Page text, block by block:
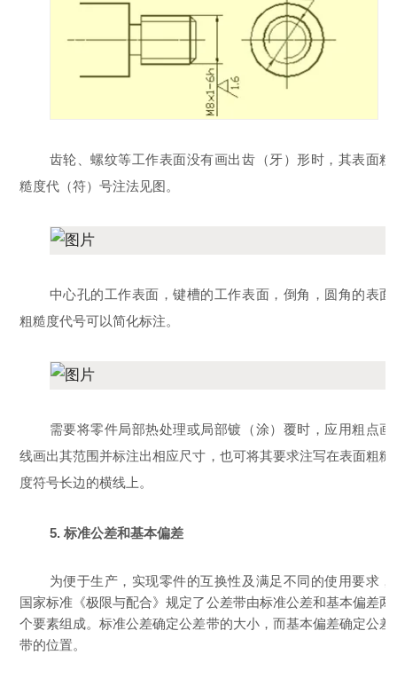
齿轮、螺纹等工作表面没有画出齿（牙）形时，其表面粗
糙度代（符）号注法见图。
中心孔的工作表面，键槽的工作表面，倒角，圆角的表面
粗糙度代号可以简化标注。
需要将零件局部热处理或局部镀（涂）覆时，应用粗点画
线画出其范围并标注出相应尺寸，也可将其要求注写在表面粗糙
度符号长边的横线上。
5. 标准公差和基本偏差
为便于生产，实现零件的互换性及满足不同的使用要求，
国家标准《极限与配合》规定了公差带由标准公差和基本偏差两
个要素组成。标准公差确定公差带的大小，而基本偏差确定公差
带的位置。